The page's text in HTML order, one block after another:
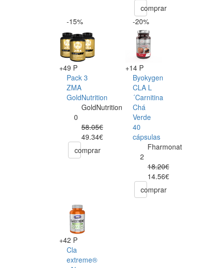
comprar
-15%
+49 P
Pack 3
ZMA
GoldNutrition
GoldNutrition
0
58.05€
49.34€
comprar
-20%
+14 P
Byokygen
CLA L
´Carnitina
Chá
Verde
40
cápsulas
Fharmonat
2
18.20€
14.56€
comprar
+42 P
Cla
extreme®